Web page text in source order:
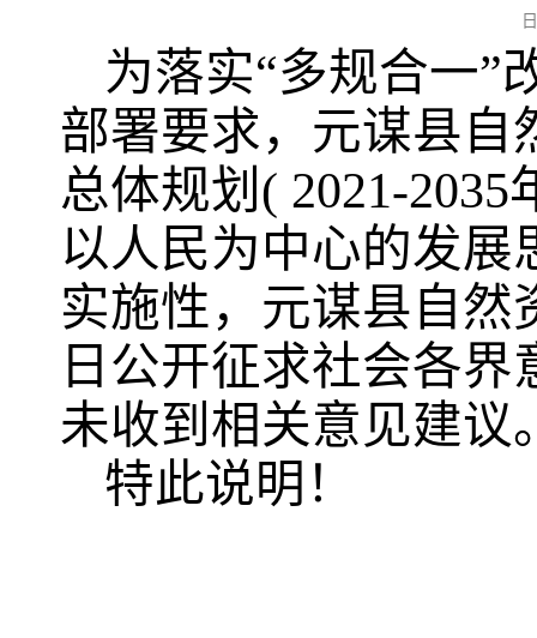
为落实“多规合一”
部署要求，元谋县自
总体规划( 2021-
以人民为中心的发
实施性，元谋县自然
日公开征求社会各
未收到相关意见建议
特此说明！